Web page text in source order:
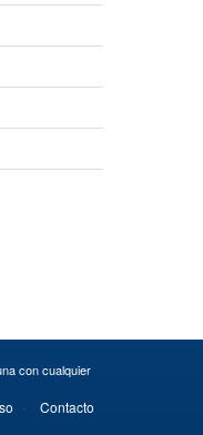
con cualquier
· Contacto